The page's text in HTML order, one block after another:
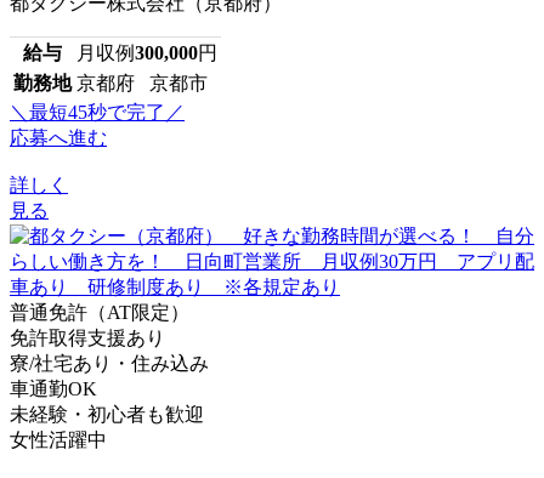
給与 月収例300,000円
勤務地 京都府 京都市
＼最短45秒で完了／
応募へ進む
詳しく
見る
普通免許（AT限定）
免許取得支援あり
寮/社宅あり・住み込み
車通勤OK
未経験・初心者も歓迎
女性活躍中